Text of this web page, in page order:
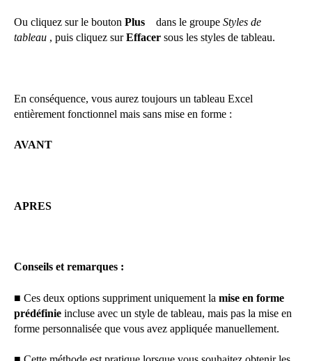
Ou cliquez sur le bouton Plus dans le groupe Styles de
tableau , puis cliquez surEffacer sous les styles de tableau.
En conséquence, vous aurez toujours un tableau Excel
entièrement fonctionnel mais sans mise en forme :
AVANT
APRES
Conseils et remarques :
■ Ces deux options suppriment uniquement la mise en forme
prédéfinie incluse avec un style de tableau, mais pas la mise en
forme personnalisée que vous avez appliquée manuellement.